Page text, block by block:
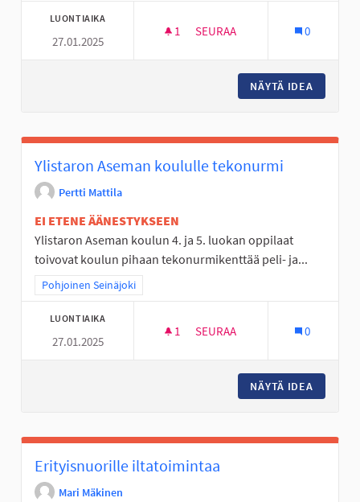
LUONTIAIKA
27.01.2025
1 1 SEURAAJA
SEURAA 0
NÄYTÄ IDEA
Ylistaron Aseman koululle tekonurmi
Pertti Mattila
EI ETENE ÄÄNESTYKSEEN
Ylistaron Aseman koulun 4. ja 5. luokan oppilaat
toivovat koulun pihaan tekonurmikenttää peli- ja...
Rajaa tulokset teeman mukaan: Pohjoinen Seinäjoki
Pohjoinen Seinäjoki
LUONTIAIKA
27.01.2025
1 1 SEURAAJA
SEURAA 0
NÄYTÄ IDEA
Erityisnuorille iltatoimintaa
Mari Mäkinen